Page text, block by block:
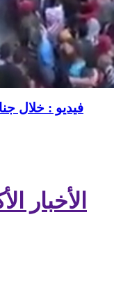
الأخبار